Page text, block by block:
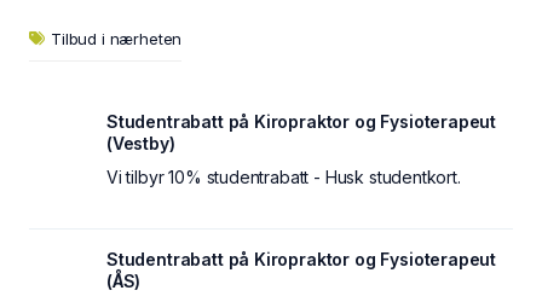
Tilbud i nærheten
Studentrabatt på Kiropraktor og Fysioterapeut
(Vestby)
Vi tilbyr 10% studentrabatt - Husk studentkort.
Studentrabatt på Kiropraktor og Fysioterapeut
(ÅS)